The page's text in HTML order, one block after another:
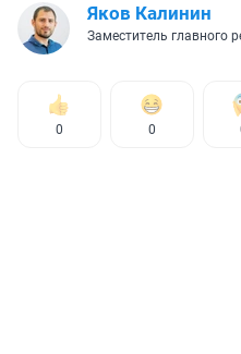
Яков Калинин
Заместитель главного
0 0